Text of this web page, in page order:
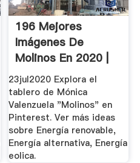
196 Mejores
Imágenes De
Molinos En 2020 |
Energía ...
23jul2020 Explora el
tablero de Mónica
Valenzuela "Molinos" en
Pinterest. Ver más ideas
sobre Energía renovable,
Energía alternativa, Energía
eolica.